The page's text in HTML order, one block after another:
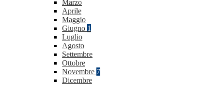
Marzo
Aprile
Maggio
Giugno 1
Luglio
Agosto
Settembre
Ottobre
Novembre 7
Dicembre